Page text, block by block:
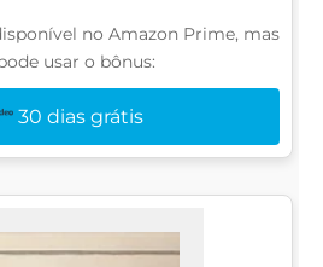
no Amazon Prime, mas
usar o bônus:
30 dias grátis